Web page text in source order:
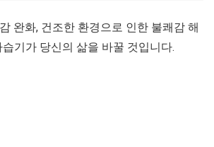
완화, 건조한 환경으로 인한 불쾌감 해
기가 당신의 삶을 바꿀 것입니다.